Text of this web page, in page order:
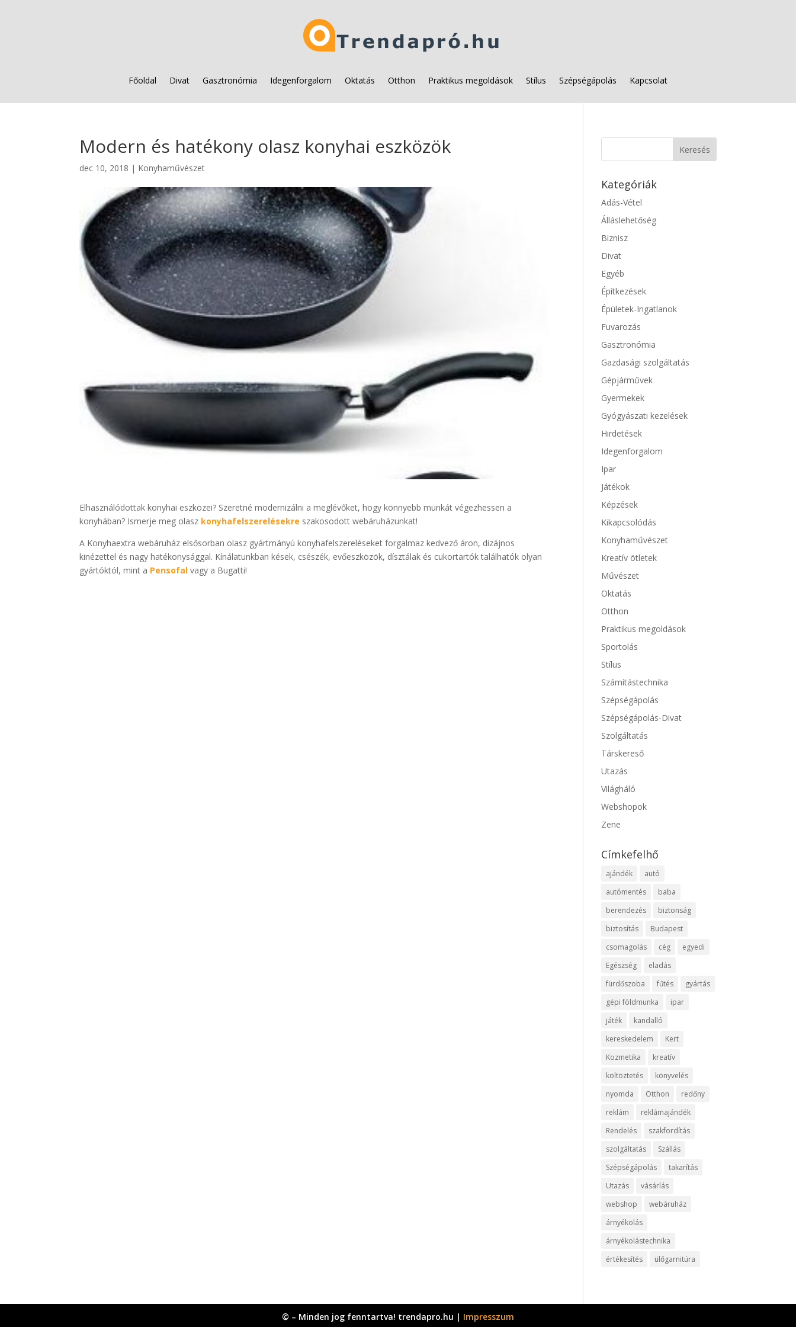
Főoldal Divat Gasztronómia Idegenforgalom Oktatás Otthon Praktikus megoldások Stílus Szépségápolás Kapcsolat
Modern és hatékony olasz konyhai eszközök
dec 10, 2018 | Konyhaművészet
Elhasználódottak konyhai eszközei? Szeretné modernizálni a meglévőket, hogy könnyebb munkát végezhessen a
konyhában? Ismerje meg olasz konyhafelszerelésekre szakosodott webáruházunkat!
A Konyhaextra webáruház elsősorban olasz gyártmányú konyhafelszereléseket forgalmaz kedvező áron, dizájnos
kinézettel és nagy hatékonysággal. Kínálatunkban kések, csészék, evőeszközök, dísztálak és cukortartók találhatók olyan
gyártóktól, mint a Pensofal vagy a Bugatti!
Kategóriák
Adás-Vétel
Álláslehetőség
Biznisz
Divat
Egyéb
Építkezések
Épületek-Ingatlanok
Fuvarozás
Gasztronómia
Gazdasági szolgáltatás
Gépjárművek
Gyermekek
Gyógyászati kezelések
Hirdetések
Idegenforgalom
Ipar
Játékok
Képzések
Kikapcsolódás
Konyhaművészet
Kreatív ötletek
Művészet
Oktatás
Otthon
Praktikus megoldások
Sportolás
Stílus
Számítástechnika
Szépségápolás
Szépségápolás-Divat
Szolgáltatás
Társkereső
Utazás
Világháló
Webshopok
Zene
Címkefelhő
ajándék
autó
autómentés
baba
berendezés
biztonság
biztosítás
Budapest
csomagolás
cég
egyedi
Egészség
eladás
fürdőszoba
fűtés
gyártás
gépi földmunka
ipar
játék
kandalló
kereskedelem
Kert
Kozmetika
kreatív
költöztetés
könyvelés
nyomda
Otthon
redőny
reklám
reklámajándék
Rendelés
szakfordítás
szolgáltatás
Szállás
Szépségápolás
takarítás
Utazás
vásárlás
webshop
webáruház
árnyékolás
árnyékolástechnika
értékesítés
ülőgarnitúra
© – Minden jog fenntartva! trendapro.hu | Impresszum